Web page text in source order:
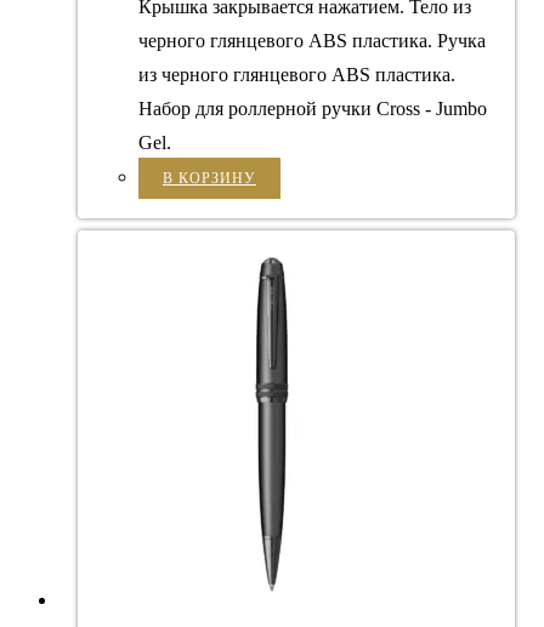
Крышка закрывается нажатием. Тело из
черного глянцевого ABS пластика. Ручка
из черного глянцевого ABS пластика.
Набор для роллерной ручки Cross - Jumbo
Gel.
В КОРЗИНУ